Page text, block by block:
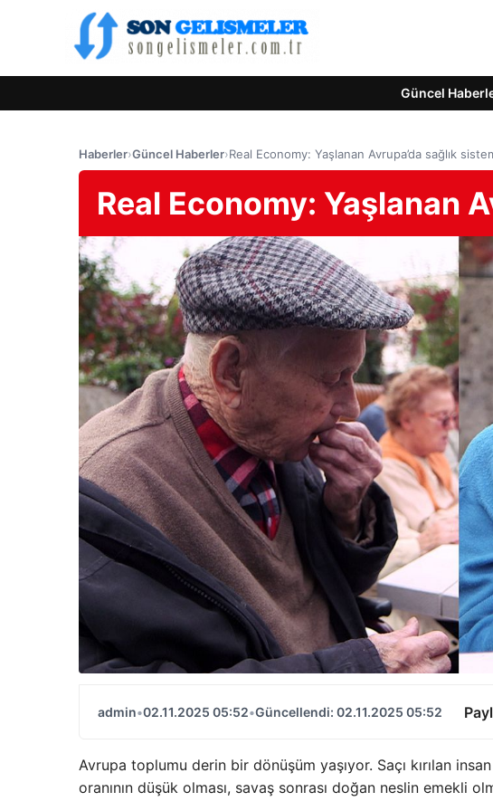
Güncel
Haberler›Güncel Haberler›Real Economy: Yaşlanan Avrupa’da sağlık
Real Economy: Yaşlanan
admin•02.11.2025 05:52•Güncellendi: 02.11.2025 05:52
Avrupa toplumu derin bir dönüşüm yaşıyor. Saçı kırılan
oranının düşük olması, savaş sonrası doğan neslin emekli